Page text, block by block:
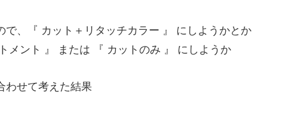
で、『 カット＋リタッチカラー 』 にしようかとか
メント 』 または 『 カットのみ 』 にしようか
わせて考えた結果